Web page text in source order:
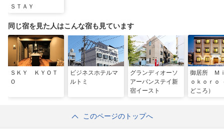
ＳＴＡＹ
同じ宿を見た人はこんな宿も見ています
ＳＫＹ ＫＹＯＴ
Ｏ
ビジネスホテルマ
ルトミ
グランディオーソ
アーバンステイ新
宿イースト
御居所 Ｍ
ｏｋｏｒｏ
どころ）
このページのトップへ